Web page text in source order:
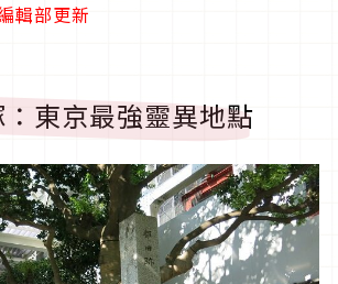
輯部更新
東京最強靈異地點